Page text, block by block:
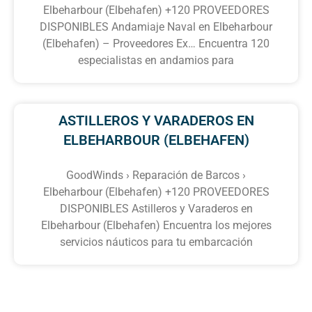
Elbeharbour (Elbehafen) +120 PROVEEDORES
DISPONIBLES Andamiaje Naval en Elbeharbour
(Elbehafen) – Proveedores Ex… Encuentra 120
especialistas en andamios para
ASTILLEROS Y VARADEROS EN
ELBEHARBOUR (ELBEHAFEN)
GoodWinds › Reparación de Barcos ›
Elbeharbour (Elbehafen) +120 PROVEEDORES
DISPONIBLES Astilleros y Varaderos en
Elbeharbour (Elbehafen) Encuentra los mejores
servicios náuticos para tu embarcación